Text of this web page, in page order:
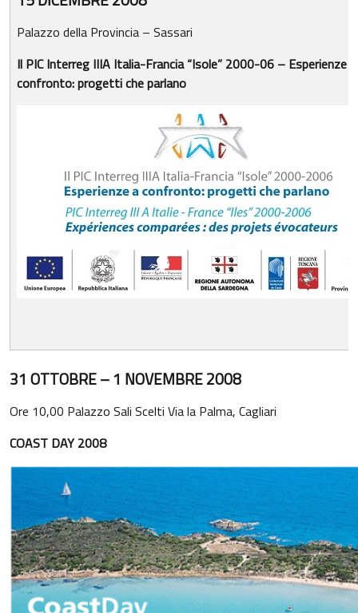
Palazzo della Provincia – Sassari
Il PIC Interreg IIIA Italia-Francia “Isole” 2000-06 – Esperienze a
confronto: progetti che parlano
31 OTTOBRE – 1 NOVEMBRE 2008
Ore 10,00 Palazzo Sali Scelti Via la Palma, Cagliari
COAST DAY 2008